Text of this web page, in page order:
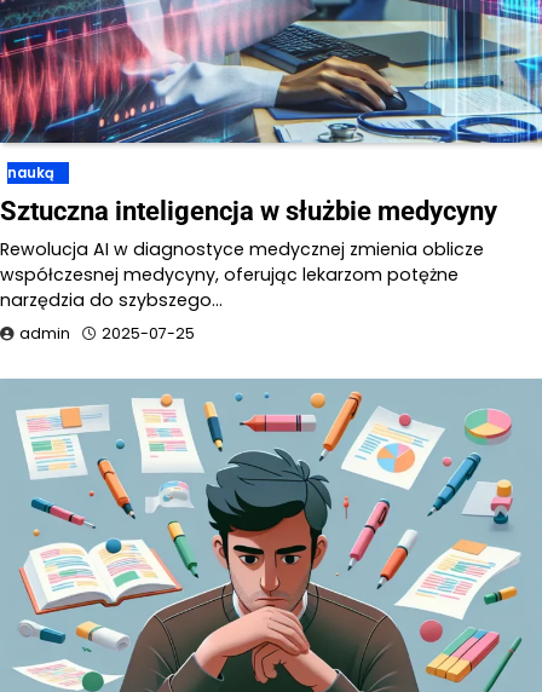
nauką
Sztuczna inteligencja w służbie medycyny
Rewolucja AI w diagnostyce medycznej zmienia oblicze
współczesnej medycyny, oferując lekarzom potężne
narzędzia do szybszego…
admin 2025-07-25